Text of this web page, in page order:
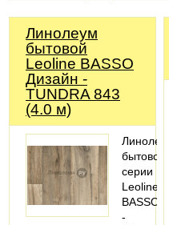
Линолеум
бытовой
Leoline BASSO
Дизайн -
TUNDRA 843
(4.0 м)
Линолеум
бытовой
серии
Leoline
BASSO
-